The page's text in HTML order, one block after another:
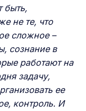
быть,
не те, что
сложное –
сознание в
работают на
задачу,
ее
контроль. И